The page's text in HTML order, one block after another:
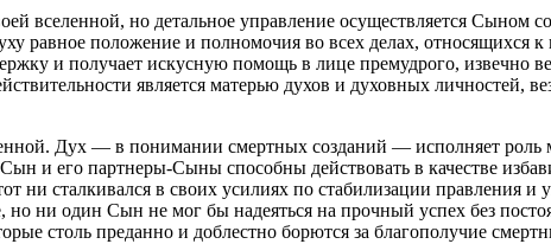
вселенной, но детальное управление осуществляется
равное положение и полномочия во всех делах,
и получает искусную помощь в лице премудрого, извечно
является матерью духов и духовных
Дух — в понимании смертных созданий — исполняет
и его партнеры-Сыны способны действовать в качестве
ни сталкивался в своих усилиях по стабилизации правления
но ни один Сын не мог бы надеяться на прочный успех без
столь преданно и доблестно борются за благополучие